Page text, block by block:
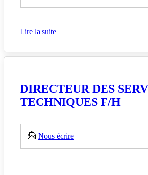
Lire la suite
DIRECTEUR DES
TECHNIQUES F/H
Nous écrire